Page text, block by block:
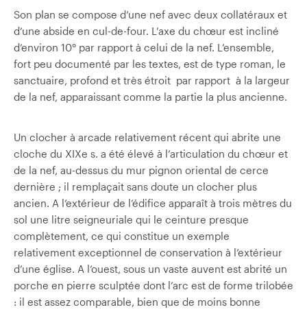
Son plan se compose d’une nef avec deux collatéraux et
d’une abside en cul-de-four. L’axe du chœur est incliné
d’environ 10° par rapport à celui de la nef. L’ensemble,
fort peu documenté par les textes, est de type roman, le
sanctuaire, profond et très étroit par rapport à la largeur
de la nef, apparaissant comme la partie la plus ancienne.
Un clocher à arcade relativement récent qui abrite une
cloche du XIXe s. a été élevé à l’articulation du chœur et
de la nef, au-dessus du mur pignon oriental de cerce
dernière ; il remplaçait sans doute un clocher plus
ancien. A l’extérieur de l’édifice apparaît à trois mètres du
sol une litre seigneuriale qui le ceinture presque
complètement, ce qui constitue un exemple
relativement exceptionnel de conservation à l’extérieur
d’une église. A l’ouest, sous un vaste auvent est abrité un
porche en pierre sculptée dont l’arc est de forme trilobée
: il est assez comparable, bien que de moins bonne